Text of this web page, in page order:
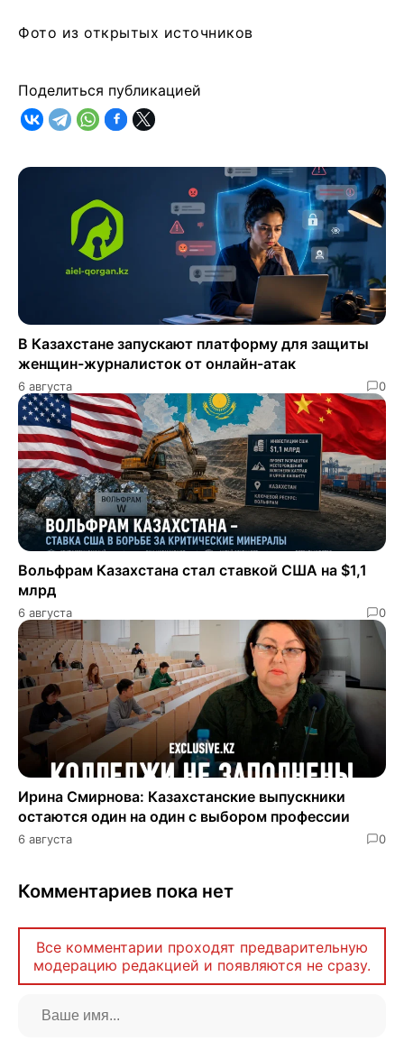
Фото из открытых источников
Поделиться публикацией
В Казахстане запускают платформу для защиты
женщин-журналисток от онлайн-атак
6 августа 0
​​Вольфрам Казахстана стал ставкой США на $1,1
млрд
6 августа 0
Ирина Смирнова: Казахстанские выпускники
остаются один на один с выбором профессии
6 августа 0
Комментариев пока нет
Все комментарии проходят предварительную
модерацию редакцией и появляются не сразу.